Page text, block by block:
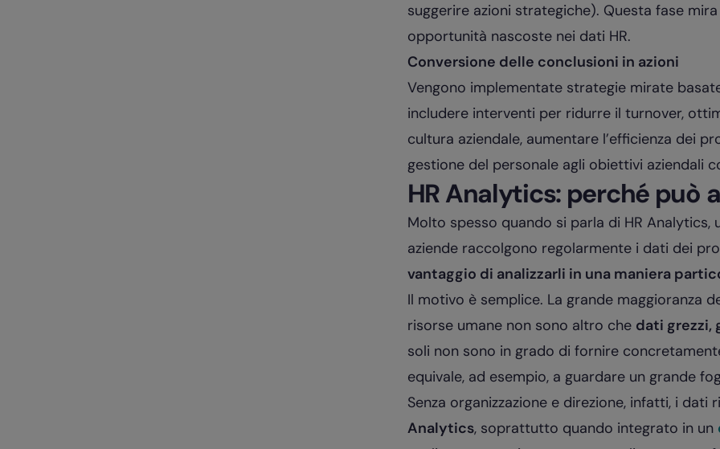
suggerire azioni strategiche). Questa fase
opportunità nascoste nei dati HR.
Conversione delle conclusioni in azioni
Vengono implementate strategie mirate
includere interventi per ridurre il turnover,
cultura aziendale, aumentare l’efficienza dei
gestione del personale agli obiettivi aziendali
HR Analytics: perché può
Molto spesso quando si parla di HR
aziende raccolgono regolarmente i dati dei
vantaggio di analizzarli in una maniera
Il motivo è semplice. La grande maggioranza
risorse umane non sono altro che dati grezzi,
soli non sono in grado di fornire
equivale, ad esempio, a guardare un grande
Senza organizzazione e direzione, infatti, i dati
Analytics, soprattutto quando integrato in un